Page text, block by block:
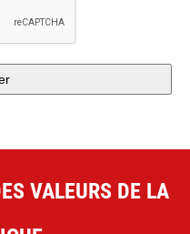
VALEURS DE LA